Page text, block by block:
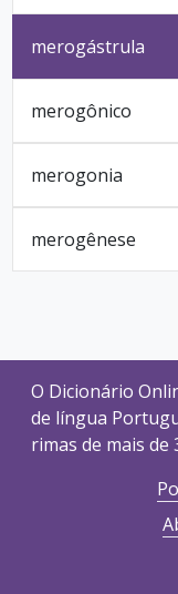
merogástrula
merogônico
merogonia
merogênese
O Dicionário
de língua
rimas de mais de